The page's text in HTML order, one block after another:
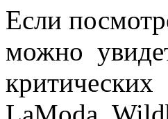
Если
можно